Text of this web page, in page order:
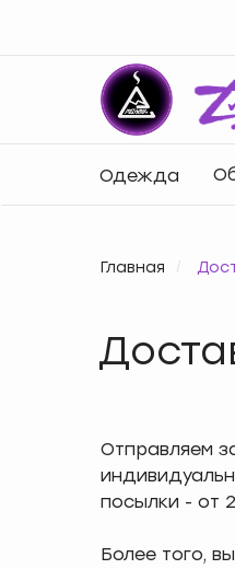
Одежда
Главная /
Отправляем
посылки - от
Более того,